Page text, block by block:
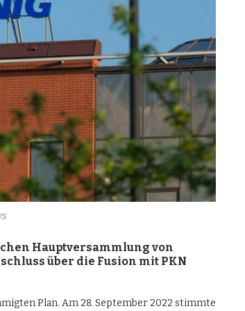
Hauptversammlung von
über die Fusion mit PKN
Plan. Am 28. September 2022 stimmte